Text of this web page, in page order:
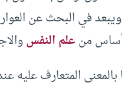
ويبعد في البحث عن
منعلم النفس
المتعارف عليه